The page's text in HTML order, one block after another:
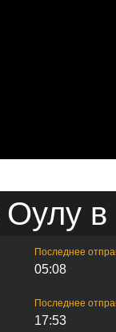
Оулу
Последнее
05:08
Последнее
17:53